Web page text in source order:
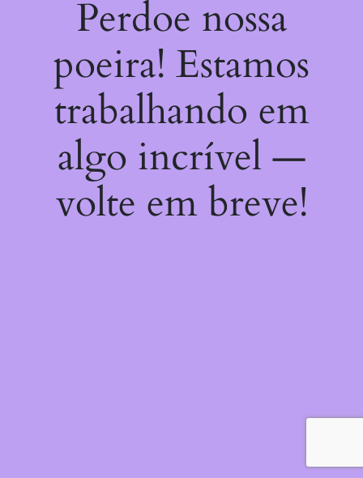
Perdoe nossa
poeira! Estamos
trabalhando em
algo incrível —
volte em breve!